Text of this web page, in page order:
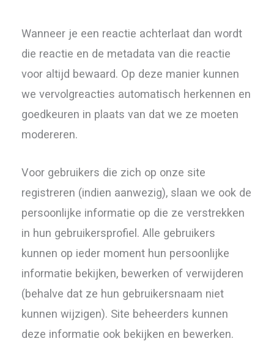
Wanneer je een reactie achterlaat dan wordt
die reactie en de metadata van die reactie
voor altijd bewaard. Op deze manier kunnen
we vervolgreacties automatisch herkennen en
goedkeuren in plaats van dat we ze moeten
modereren.
Voor gebruikers die zich op onze site
registreren (indien aanwezig), slaan we ook de
persoonlijke informatie op die ze verstrekken
in hun gebruikersprofiel. Alle gebruikers
kunnen op ieder moment hun persoonlijke
informatie bekijken, bewerken of verwijderen
(behalve dat ze hun gebruikersnaam niet
kunnen wijzigen). Site beheerders kunnen
deze informatie ook bekijken en bewerken.